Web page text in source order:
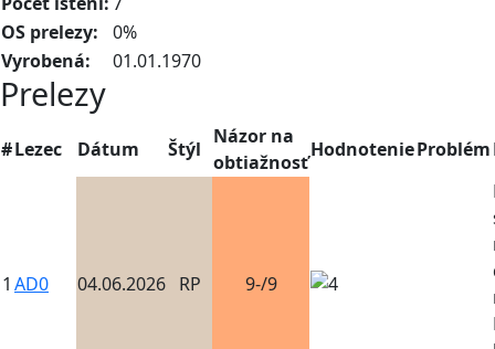
OS prelezy:
0%
Vyrobená:
01.01.1970
Prelezy
#Lezec Dátum Štýl
Názor na
obtiažnosť
HodnotenieProblém
1 AD0 04.06.2026 RP 9-/9